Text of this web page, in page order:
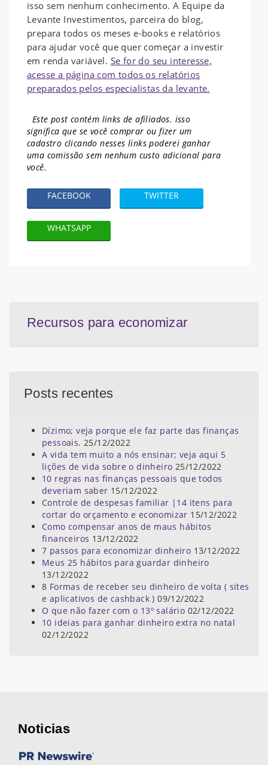
isso sem nenhum conhecimento. A Equipe da
Levante Investimentos, parceira do blog,
prepara todos os meses e-books e relatórios
para ajudar você que quer começar a investir
em renda variável. Se for do seu interesse,
acesse a página com todos os relatórios
preparados pelos especialistas da levante.
Este post contém links de afiliados. isso
significa que se você comprar ou fizer um
cadastro clicando nesses links poderei ganhar
uma comissão sem nenhum custo adicional para
você.
FACEBOOK TWITTER
WHATSAPP
Recursos para economizar
Posts recentes
Dízimo; veja porque ele faz parte das finanças
pessoais. 25/12/2022
A vida tem muito a nós ensinar; veja aqui 5
lições de vida sobre o dinheiro 25/12/2022
10 regras nas finanças pessoais que todos
deveriam saber 15/12/2022
Controle de despesas familiar |14 itens para
cortar do orçamento e economizar 15/12/2022
Como compensar anos de maus hábitos
financeiros 13/12/2022
7 passos para economizar dinheiro 13/12/2022
Meus 25 hábitos para guardar dinheiro
13/12/2022
8 Formas de receber seu dinheiro de volta ( sites
e aplicativos de cashback ) 09/12/2022
O que não fazer com o 13º salário 02/12/2022
10 ideias para ganhar dinheiro extra no natal
02/12/2022
Noticias